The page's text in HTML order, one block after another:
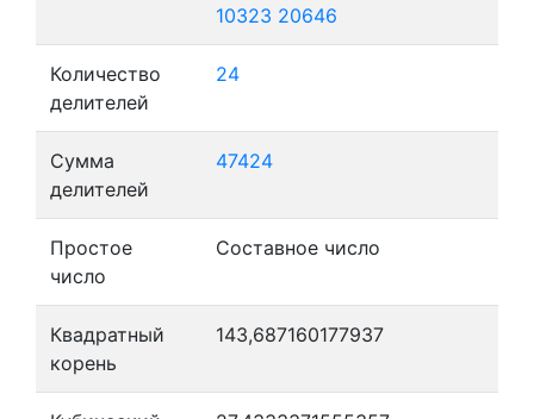
10323 20646
Количество
делителей
24
Сумма
делителей
47424
Простое
число
Составное число
Квадратный
корень
143,687160177937